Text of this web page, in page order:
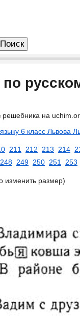
на
6 класс Львова
211 212 213 214
248 249 250 251 253
изменить размер)